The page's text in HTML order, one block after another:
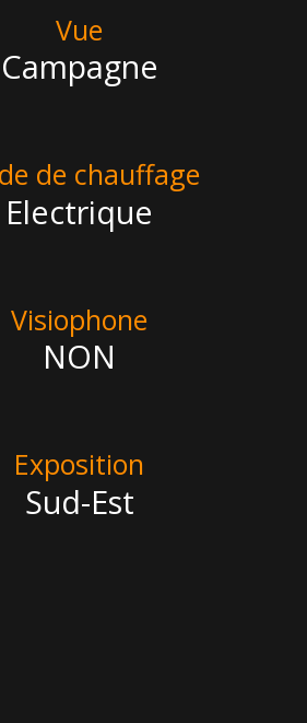
Vue
Campagne
de chauffage
Electrique
Visiophone
NON
Exposition
Sud-Est